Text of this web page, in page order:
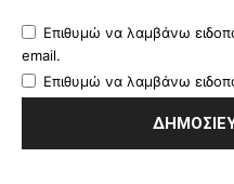
Επιθυμώ να λαμβάνω
email.
Επιθυμώ να λαμβάνω